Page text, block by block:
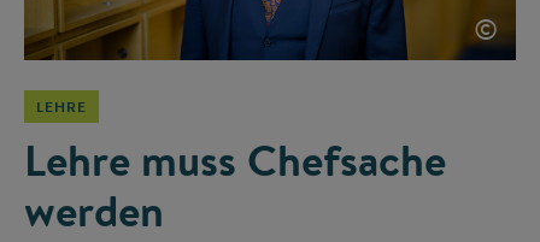
©
LEHRE
Lehre muss Chefsache
werden